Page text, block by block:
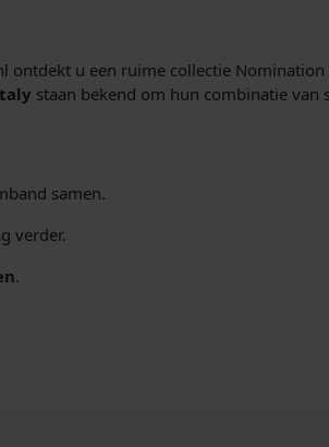
ontdekt u een ruime collectie Nomination
staan bekend om hun combinatie van
samen.
verder.
.